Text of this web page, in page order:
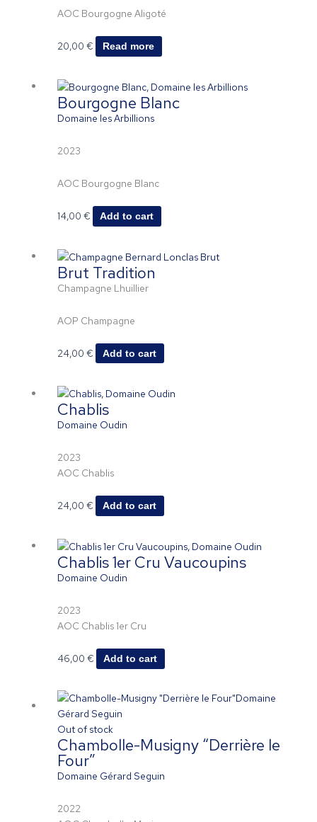
AOC Bourgogne Aligoté
20,00€ Read more
Bourgogne Blanc
Domaine les Arbillions
2023
AOC Bourgogne Blanc
14,00€ Add to cart
Brut Tradition
Champagne Lhuillier
AOP Champagne
24,00€ Add to cart
Chablis
Domaine Oudin
2023
AOC Chablis
24,00€ Add to cart
Chablis 1er Cru Vaucoupins
Domaine Oudin
2023
AOC Chablis 1er Cru
46,00€ Add to cart
Out of stock
Chambolle-Musigny “Derrière le
Four”
Domaine Gérard Seguin
2022